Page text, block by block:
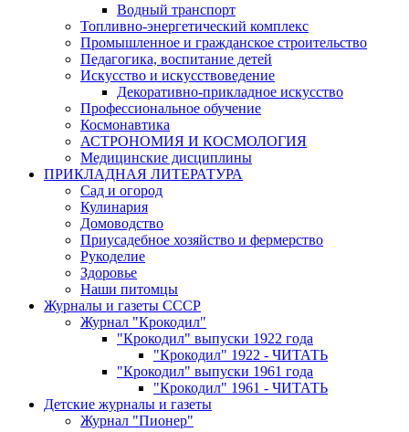
Водный транспорт
Топливно-энергетический комплекс
Промышленное и гражданское строительство
Педагогика, воспитание детей
Искусство и искусствоведение
Декоративно-прикладное искусство
Профессиональное обучение
Космонавтика
АСТРОНОМИЯ И КОСМОЛОГИЯ
Медицинские дисциплины
ПРИКЛАДНАЯ ЛИТЕРАТУРА
Сад и огород
Кулинария
Домоводство
Приусадебное хозяйство и фермерство
Рукоделие
Здоровье
Наши питомцы
Журналы и газеты СССР
Журнал "Крокодил"
"Крокодил" выпуски 1922 года
"Крокодил" 1922 - ЧИТАТЬ
"Крокодил" выпуски 1961 года
"Крокодил" 1961 - ЧИТАТЬ
Детские журналы и газеты
Журнал "Пионер"